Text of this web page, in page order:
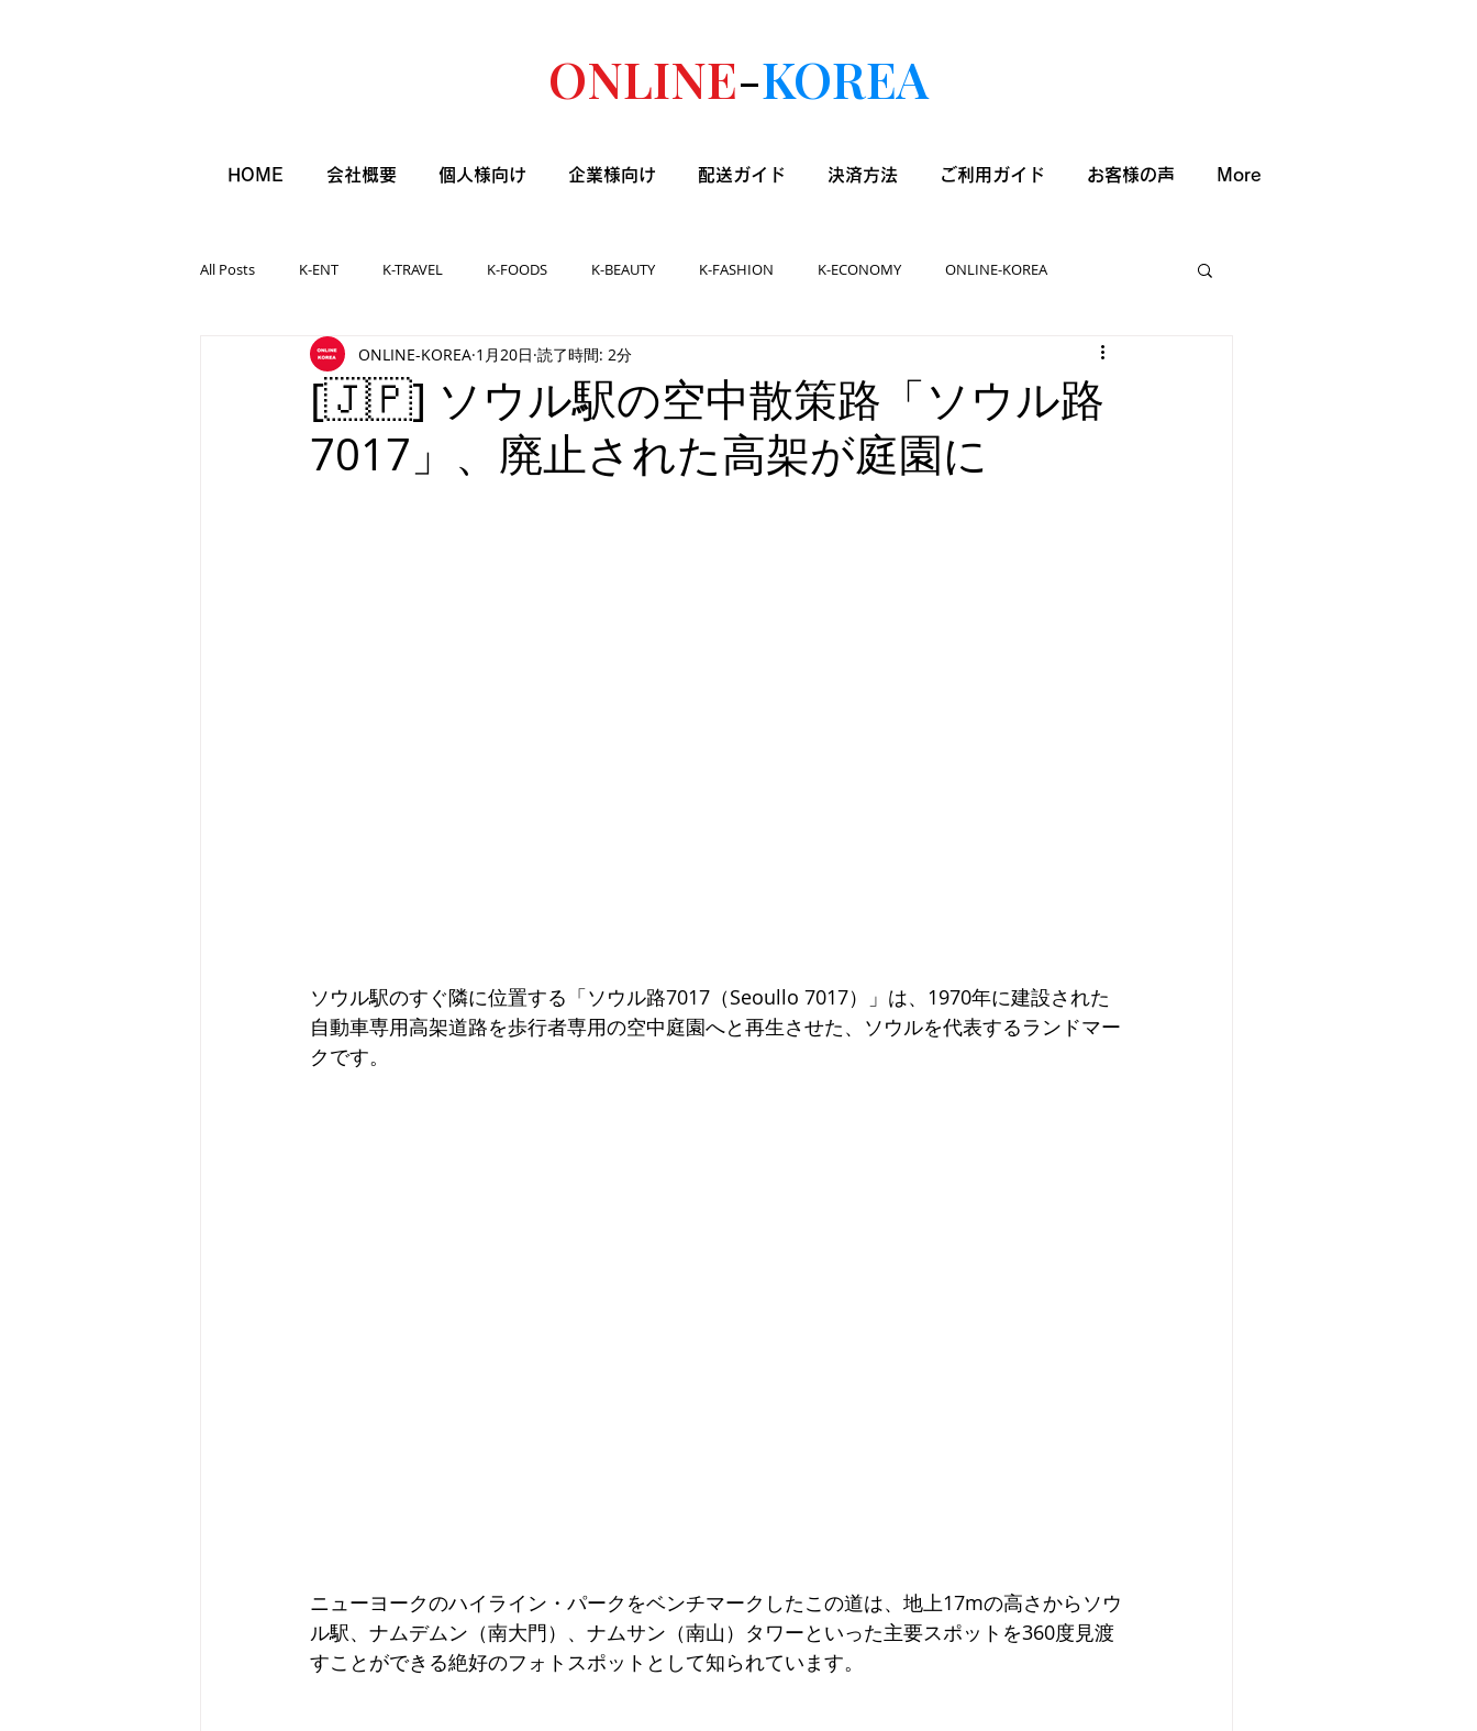
ONLINE-KOREA
HOME 会社概要 個人様向け 企業様向け 配送ガイド 決済方法 ご利用ガイド お客様の声 More
All Posts K-ENT K-TRAVEL K-FOODS K-BEAUTY K-FASHION K-ECONOMY ONLINE-KOREA
[🇯🇵] ソウル駅の空中散策路「ソウル路
7017」、廃止された高架が庭園に
ONLINE-KOREA 1月20日 読了時間: 2分
ソウル駅のすぐ隣に位置する「ソウル路7017（Seoullo 7017）」は、1970年に建設された
自動車専用高架道路を歩行者専用の空中庭園へと再生させた、ソウルを代表するランドマー
クです。
ニューヨークのハイライン・パークをベンチマークしたこの道は、地上17mの高さからソウ
ル駅、ナムデムン（南大門）、ナムサン（南山）タワーといった主要スポットを360度見渡
すことができる絶好のフォトスポットとして知られています。